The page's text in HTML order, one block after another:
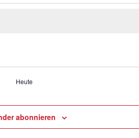
Heute
abonnieren